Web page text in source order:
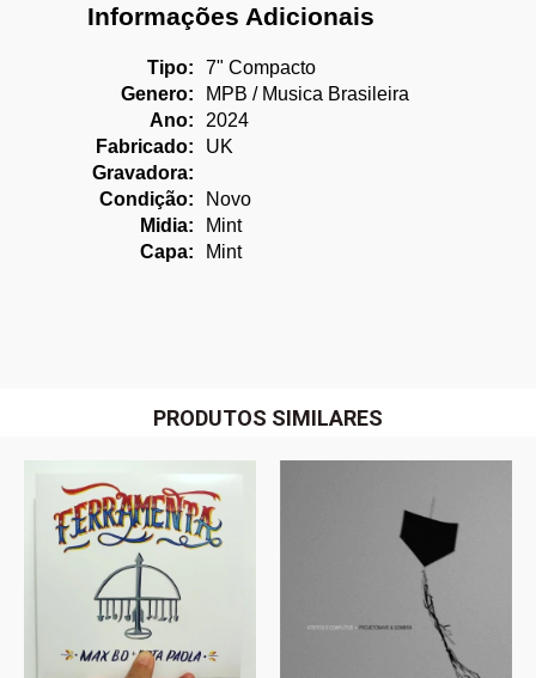
Informações Adicionais
Tipo:
7" Compacto
Genero:
MPB / Musica Brasileira
Ano:
2024
Fabricado:
UK
Gravadora:
Condição:
Novo
Midia:
Mint
Capa:
Mint
PRODUTOS SIMILARES